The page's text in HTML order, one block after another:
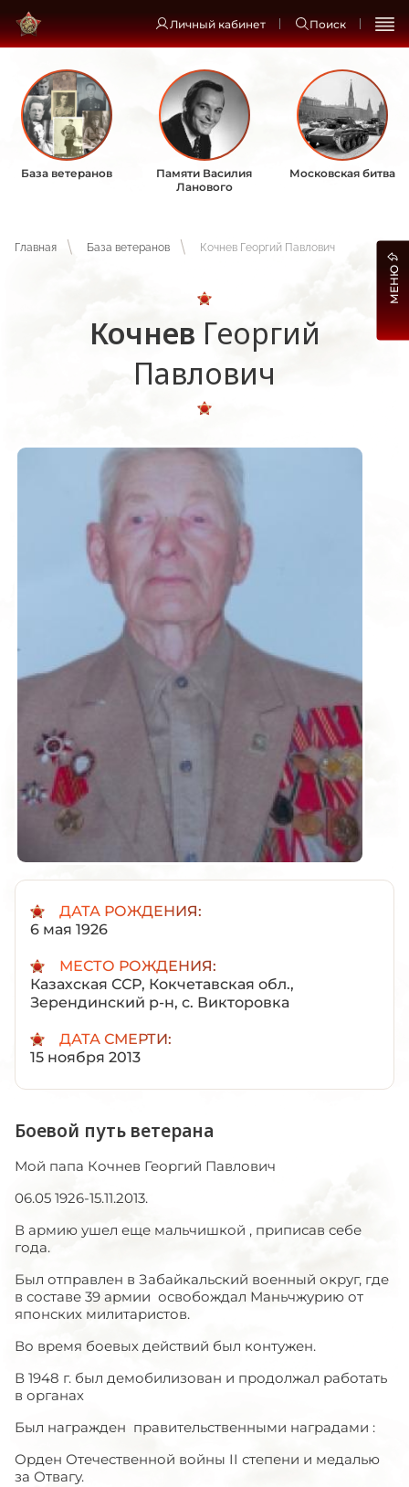
Личный кабинет Поиск
База ветеранов
Памяти Василия
Ланового
Московская битва
Главная База ветеранов Кочнев Георгий Павлович
Кочнев Георгий
Павлович
ДАТА РОЖДЕНИЯ:
6 мая 1926
МЕСТО РОЖДЕНИЯ:
Казахская ССР, Кокчетавская обл.,
Зерендинский р-н, с. Викторовка
ДАТА СМЕРТИ:
15 ноября 2013
Боевой путь ветерана
Мой папа Кочнев Георгий Павлович
06.05 1926-15.11.2013.
В армию ушел еще мальчишкой , приписав себе
года.
Был отправлен в Забайкальский военный округ, где
в составе 39 армии освобождал Маньчжурию от
японских милитаристов.
Во время боевых действий был контужен.
В 1948 г. был демобилизован и продолжал работать
в органах
Был награжден правительственными наградами :
Орден Отечественной войны II степени и медалью
за Отвагу.
МЕНЮ